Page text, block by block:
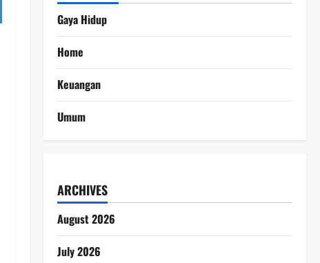
Gaya Hidup
Home
Keuangan
Umum
ARCHIVES
August 2026
July 2026